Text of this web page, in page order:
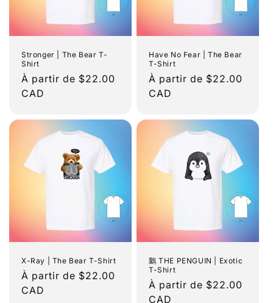
Stronger | The Bear T-
Shirt
Prix
habituel
À partir de $22.00
CAD
Have No Fear | The Bear
T-Shirt
Prix
habituel
À partir de $22.00
CAD
X-Ray | The Bear T-Shirt
Prix
habituel
À partir de $22.00
CAD
鵝 THE PENGUIN | Exotic
T-Shirt
Prix
habituel
À partir de $22.00
CAD